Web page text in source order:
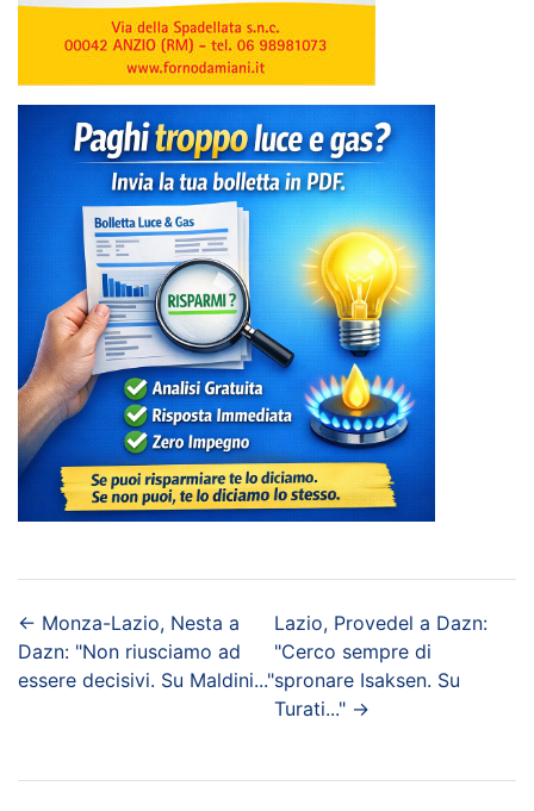
← Monza-Lazio, Nesta a
Dazn: "Non riusciamo ad
essere decisivi. Su Maldini..."
Lazio, Provedel a Dazn:
"Cerco sempre di
spronare Isaksen. Su
Turati..." →